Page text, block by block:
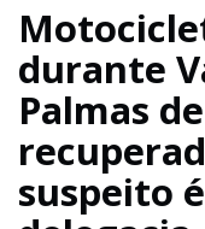
durante
Palmas
suspeito